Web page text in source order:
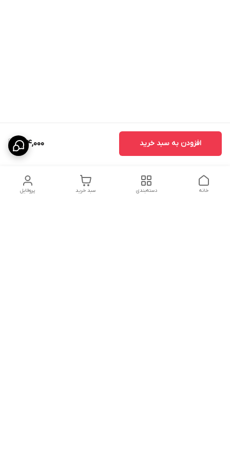
264,000 افزودن به سبد خرید
پروفایل سبد خرید دسته‌بندی خانه